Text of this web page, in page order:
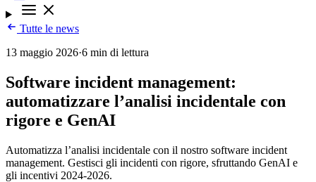
Tutte le news
13 maggio 2026·6 min di lettura
Software incident management:
automatizzare l’analisi incidentale con
rigore e GenAI
Automatizza l’analisi incidentale con il nostro software incident
management. Gestisci gli incidenti con rigore, sfruttando GenAI e
gli incentivi 2024-2026.